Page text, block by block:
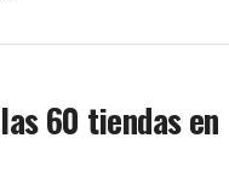
60 tiendas en